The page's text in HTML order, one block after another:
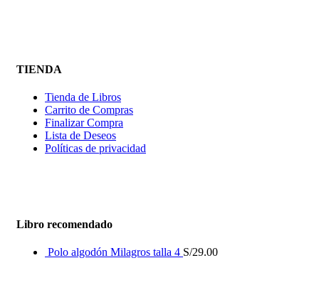
TIENDA
Tienda de Libros
Carrito de Compras
Finalizar Compra
Lista de Deseos
Políticas de privacidad
Libro recomendado
Polo algodón Milagros talla 4 S/29.00